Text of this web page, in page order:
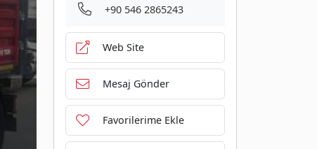
+90 546 2865243
Web Site
Mesaj Gönder
Favorilerime Ekle